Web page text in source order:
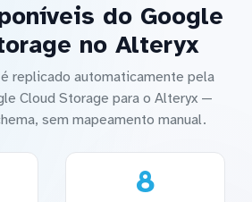
do Google
no Alteryx
replicado automaticamente pela
Cloud Storage para o Alteryx —
sem mapeamento manual.
8